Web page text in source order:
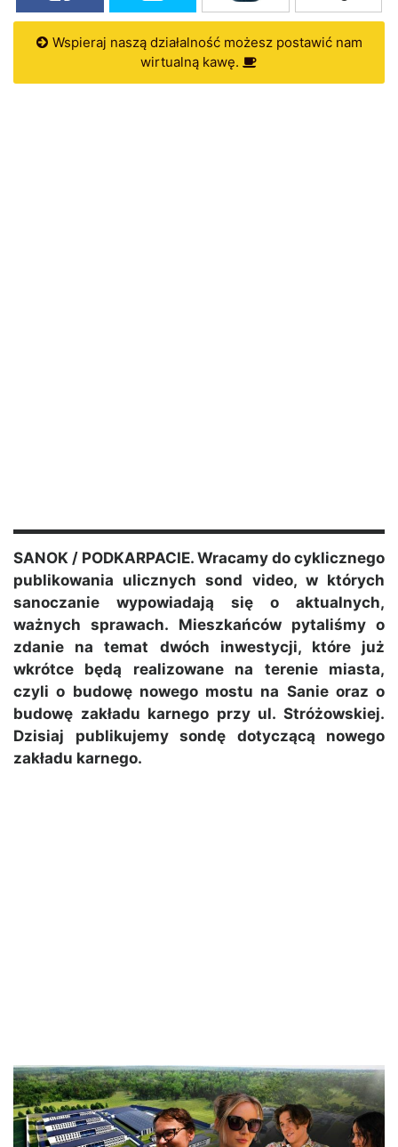
Wspieraj naszą działalność możesz postawić nam
wirtualną kawę.
SANOK / PODKARPACIE. Wracamy do cyklicznego
publikowania ulicznych sond video, w których
sanoczanie wypowiadają się o aktualnych,
ważnych sprawach. Mieszkańców pytaliśmy o
zdanie na temat dwóch inwestycji, które już
wkrótce będą realizowane na terenie miasta,
czyli o budowę nowego mostu na Sanie oraz o
budowę zakładu karnego przy ul. Stróżowskiej.
Dzisiaj publikujemy sondę dotyczącą nowego
zakładu karnego.